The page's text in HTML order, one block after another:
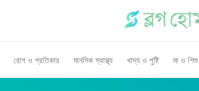
রোগ ও প্রতিকার মানসিক স্বাস্থ্য খাদ্য ও পুষ্টি মা ও শিশু